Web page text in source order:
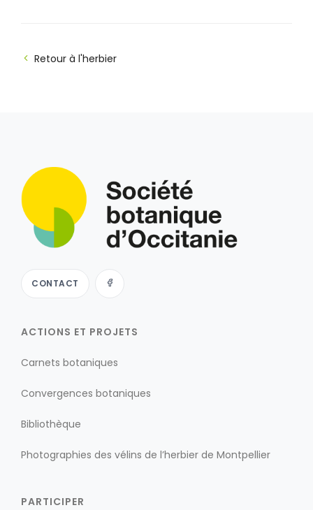
Retour à l'herbier
CONTACT
ACTIONS ET PROJETS
Carnets botaniques
Convergences botaniques
Bibliothèque
Photographies des vélins de l’herbier de Montpellier
PARTICIPER